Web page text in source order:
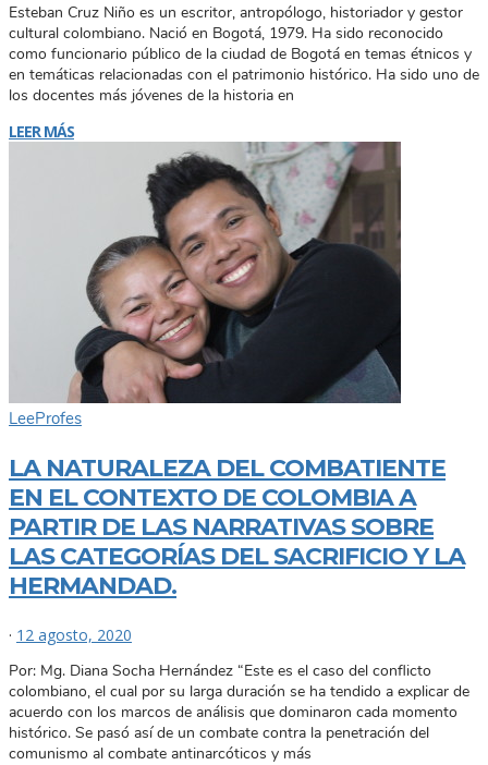
Esteban Cruz Niño es un escritor, antropólogo, historiador y gestor
cultural colombiano. Nació en Bogotá, 1979. Ha sido reconocido
como funcionario público de la ciudad de Bogotá en temas étnicos y
en temáticas relacionadas con el patrimonio histórico. Ha sido uno de
los docentes más jóvenes de la historia en
LEER MÁS
LeeProfes
LA NATURALEZA DEL COMBATIENTE
EN EL CONTEXTO DE COLOMBIA A
PARTIR DE LAS NARRATIVAS SOBRE
LAS CATEGORÍAS DEL SACRIFICIO Y LA
HERMANDAD.
· 12 agosto, 2020
Por: Mg. Diana Socha Hernández “Este es el caso del conflicto
colombiano, el cual por su larga duración se ha tendido a explicar de
acuerdo con los marcos de análisis que dominaron cada momento
histórico. Se pasó así de un combate contra la penetración del
comunismo al combate antinarcóticos y más